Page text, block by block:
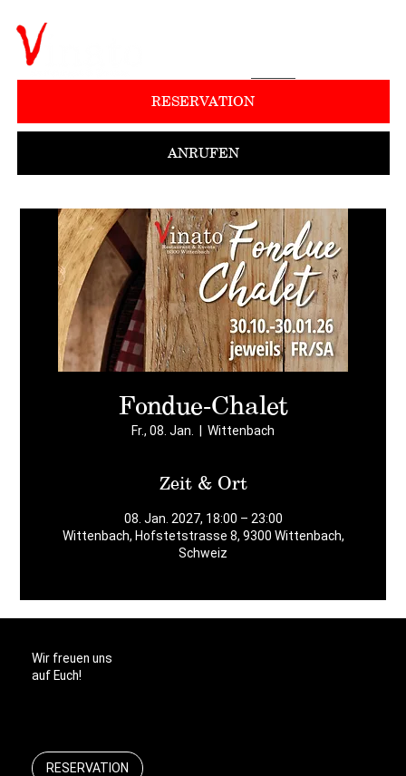
ANRUFEN
RESERVATION
Fondue-Chalet
Fr., 08. Jan. Wittenbach
Zeit & Ort
08. Jan. 2027, 18:00 – 23:00
Wittenbach, Hofstetstrasse 8, 9300 Wittenbach,
Schweiz
Wir freuen uns
auf Euch!
RESERVATION